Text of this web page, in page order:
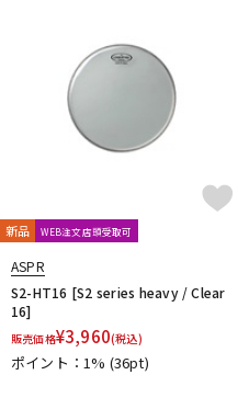
新品 WEB注文店頭受取可
ASPR
S2-HT16 [S2 series heavy / Clear
16]
販売価格¥3,960(税込)
ポイント：1% (36pt)